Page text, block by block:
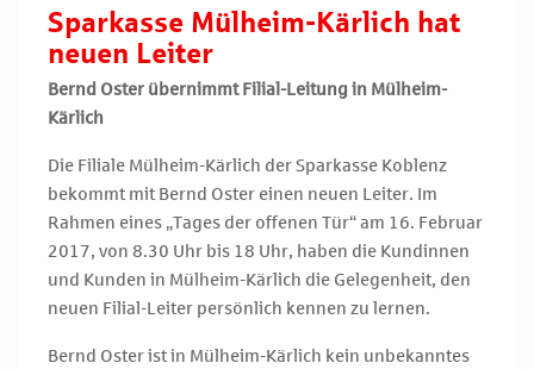
Sparkasse Mülheim-Kärlich hat
neuen Leiter
Bernd Oster übernimmt Filial-Leitung in Mülheim-
Kärlich
Die Filiale Mülheim-Kärlich der Sparkasse Koblenz
bekommt mit Bernd Oster einen neuen Leiter. Im
Rahmen eines „Tages der offenen Tür“ am 16. Februar
2017, von 8.30 Uhr bis 18 Uhr, haben die Kundinnen
und Kunden in Mülheim-Kärlich die Gelegenheit, den
neuen Filial-Leiter persönlich kennen zu lernen.
Bernd Oster ist in Mülheim-Kärlich kein unbekanntes